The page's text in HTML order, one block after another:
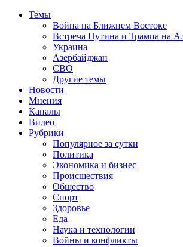
Темы
Война на Ближнем Востоке
Встреча Путина и Трампа на
Украина
Азербайджан
СВО
Другие темы
Новости
Мнения
Каналы
Видео
Рубрики
Популярное за сутки
Политика
Экономика и бизнес
Происшествия
Общество
Спорт
Здоровье
Еда
Наука и технологии
Войны и конфликты